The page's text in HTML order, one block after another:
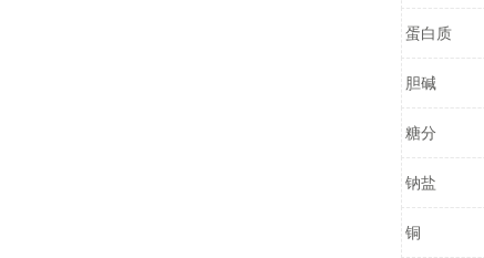
蛋白质
胆碱
糖分
钠盐
铜